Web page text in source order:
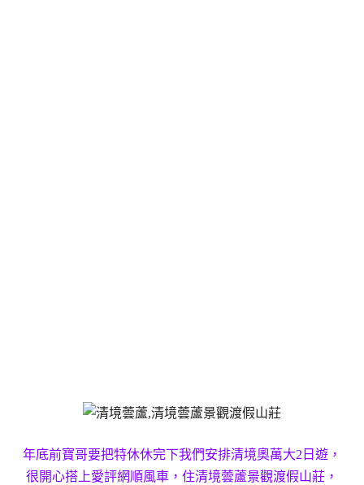
年底前寶哥要把特休休完下我們安排清境奧萬大2日遊，
很開心搭上愛評網順風車，住清境蕓蘆景觀渡假山莊，